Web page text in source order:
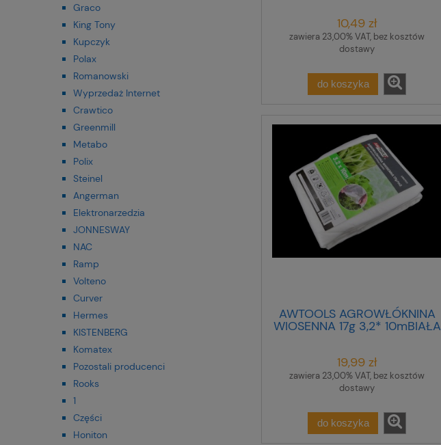
Graco
King Tony
Kupczyk
Polax
Romanowski
Wyprzedaż Internet
Crawtico
Greenmill
Metabo
Polix
Steinel
Angerman
Elektronarzedzia
JONNESWAY
NAC
Ramp
Volteno
Curver
Hermes
KISTENBERG
Komatex
Pozostali producenci
Rooks
1
Części
Honiton
10,49 zł
zawiera 23,00% VAT, bez kosztów
dostawy
do koszyka
AWTOOLS AGROWŁÓKNINA
WIOSENNA 17g 3,2* 10mBIAŁA
19,99 zł
zawiera 23,00% VAT, bez kosztów
dostawy
do koszyka